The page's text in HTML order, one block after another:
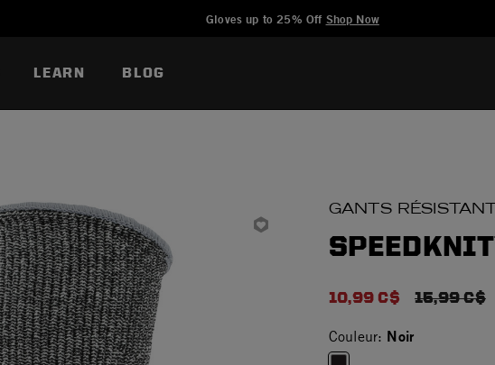
Gloves up to 25% Off Shop Now
LEARN BLOG
GANTS
10,99 C$ PRICE
15,99 C$
Couleur: Noir
Added to Manage Wishlist